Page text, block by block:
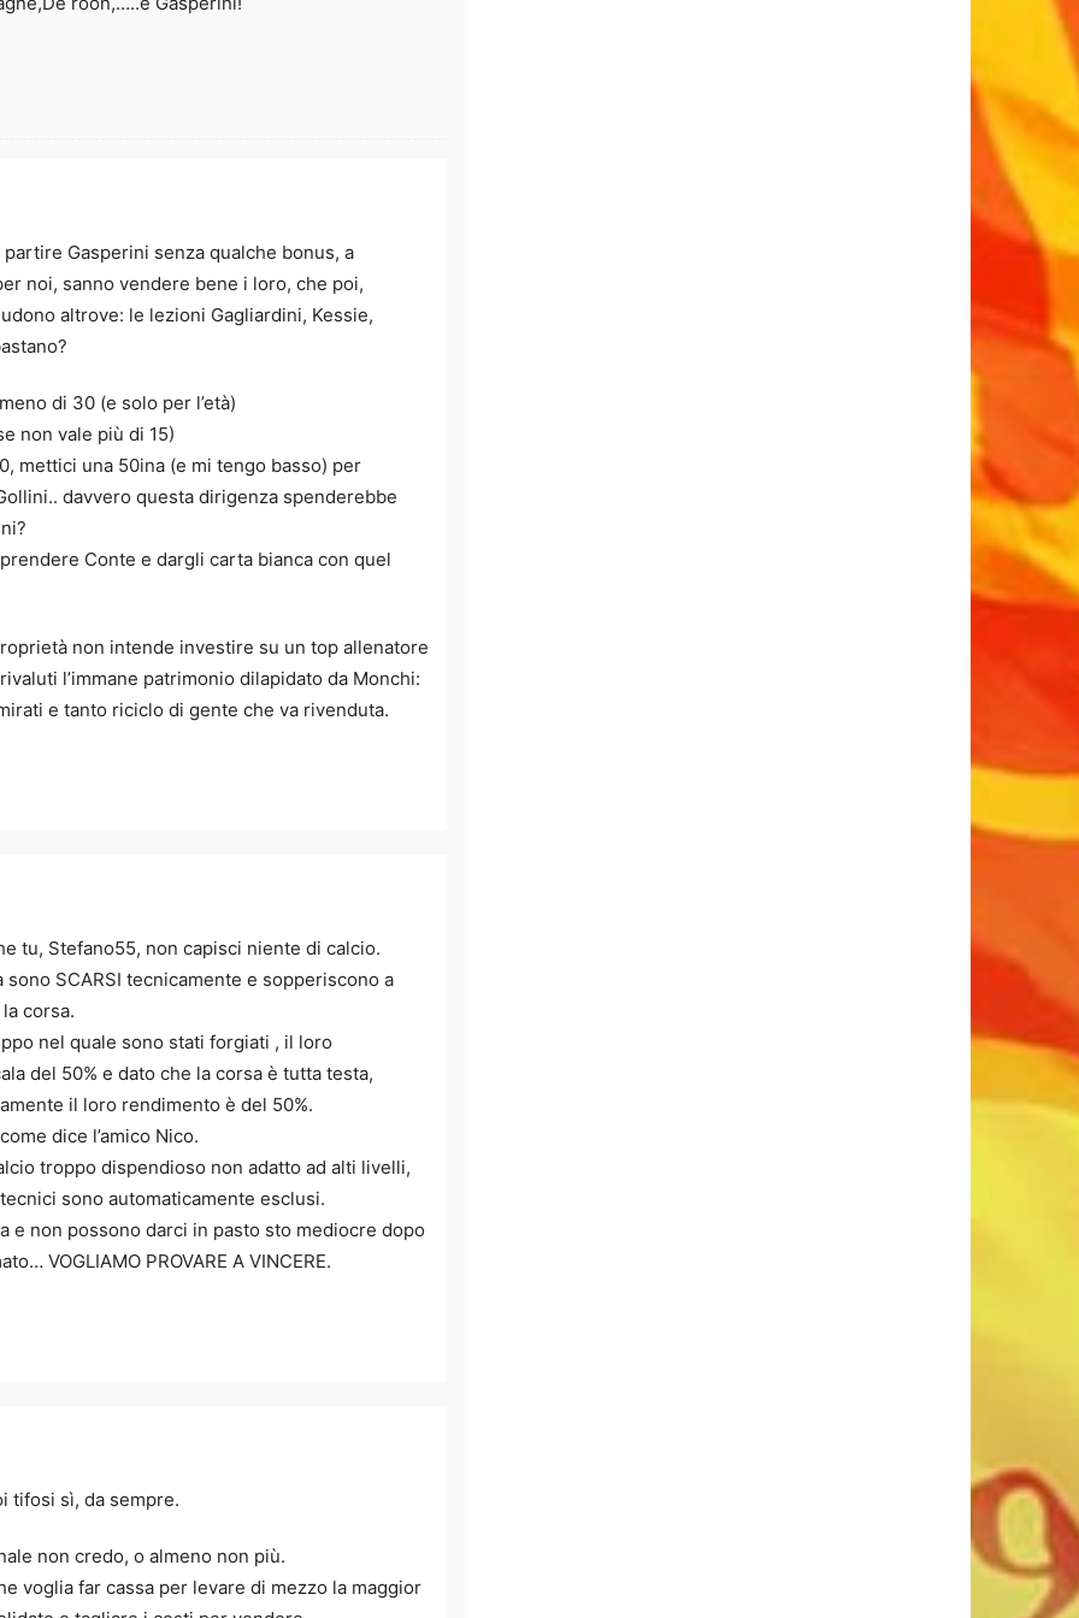
Gasperini senza qualche bonus, a
noi, sanno vendere bene i loro, che poi,
altrove: le lezioni Gagliardini, Kessie,
di 30 (e solo per l’età)
non vale più di 15)
mettici una 50ina (e mi tengo basso) per
davvero questa dirigenza spenderebbe
Conte e dargli carta bianca con quel
non intende investire su un top allenatore
l’immane patrimonio dilapidato da Monchi:
e tanto riciclo di gente che va rivenduta.
tu, Stefano55, non capisci niente di calcio.
sono SCARSI tecnicamente e sopperiscono a
corsa.
nel quale sono stati forgiati , il loro
del 50% e dato che la corsa è tutta testa,
il loro rendimento è del 50%.
dice l’amico Nico.
troppo dispendioso non adatto ad alti livelli,
sono automaticamente esclusi.
e non possono darci in pasto sto mediocre dopo
VOGLIAMO PROVARE A VINCERE.
tifosi sì, da sempre.
non credo, o almeno non più.
voglia far cassa per levare di mezzo la maggior